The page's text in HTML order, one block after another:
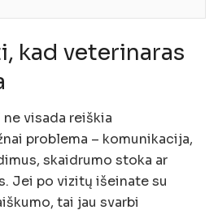
kad veterinaras
visada reiškia
problema – komunikacija,
skaidrumo stoka ar
Jei po vizitų išeinate su
tai jau svarbi